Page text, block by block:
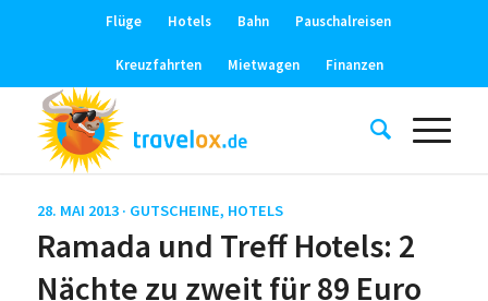
Flüge Hotels Bahn Pauschalreisen
Kreuzfahrten Mietwagen Finanzen
28. MAI 2013 · GUTSCHEINE, HOTELS
Ramada und Treff Hotels: 2
Nächte zu zweit für 89 Euro